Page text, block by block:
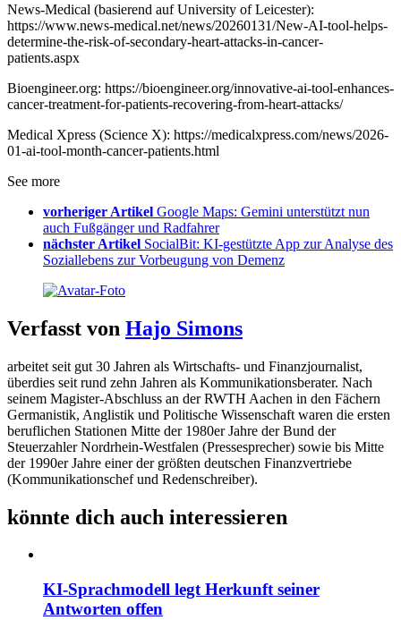
News-Medical (basierend auf University of Leicester):
https://www.news-medical.net/news/20260131/New-AI-tool-helps-
determine-the-risk-of-secondary-heart-attacks-in-cancer-
patients.aspx
Bioengineer.org: https://bioengineer.org/innovative-ai-tool-enhances-
cancer-treatment-for-patients-recovering-from-heart-attacks/
Medical Xpress (Science X): https://medicalxpress.com/news/2026-
01-ai-tool-month-cancer-patients.html
See more
vorheriger Artikel Google Maps: Gemini unterstützt nun
auch Fußgänger und Radfahrer
nächster Artikel SocialBit: KI-gestützte App zur Analyse des
Soziallebens zur Vorbeugung von Demenz
Verfasst von Hajo Simons
arbeitet seit gut 30 Jahren als Wirtschafts- und Finanzjournalist,
überdies seit rund zehn Jahren als Kommunikationsberater. Nach
seinem Magister-Abschluss an der RWTH Aachen in den Fächern
Germanistik, Anglistik und Politische Wissenschaft waren die ersten
beruflichen Stationen Mitte der 1980er Jahre der Bund der
Steuerzahler Nordrhein-Westfalen (Pressesprecher) sowie bis Mitte
der 1990er Jahre einer der größten deutschen Finanzvertriebe
(Kommunikationschef und Redenschreiber).
könnte dich auch interessieren
KI-Sprachmodell legt Herkunft seiner
Antworten offen